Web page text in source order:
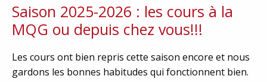
Saison 2025-2026 : les cours à la
MQG ou depuis chez vous!!!
Les cours ont bien repris cette saison encore et nous
gardons les bonnes habitudes qui fonctionnent bien.